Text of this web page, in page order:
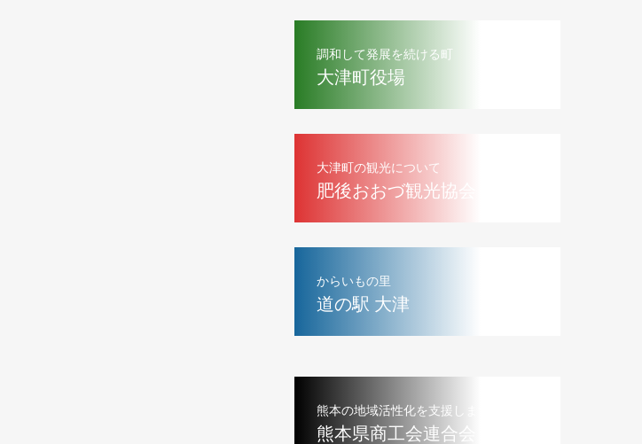
調和して発展を続ける町
大津町役場
大津町の観光について
肥後おおづ観光協会
からいもの里
道の駅 大津
熊本の地域活性化を支援します
熊本県商工会連合会